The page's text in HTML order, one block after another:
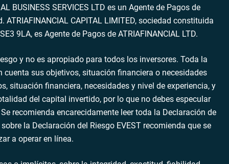
BUSINESS SERVICES LTD es un Agente de Pagos de
CAPITAL LIMITED, sociedad constituida
9LA, es Agente de Pagos de ATRIAFINANCIAL LTD.
y no es apropiado para todos los inversores. Toda la
sus objetivos, situación financiera o necesidades
situación financiera, necesidades y nivel de experiencia, y
del capital invertido, por lo que no debes especular
recomienda encarecidamente leer toda la Declaración de
la Declaración del Riesgo EVEST recomienda que se
a operar en línea.